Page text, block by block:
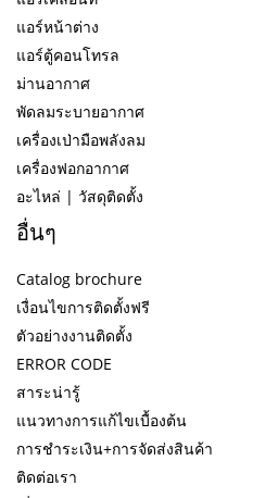
แอร์หน้าต่าง
แอร์ตู้คอนโทรล
ม่านอากาศ
พัดลมระบายอากาศ
เครื่องเป่ามือพลังลม
เครื่องฟอกอากาศ
อะไหล่ | วัสดุติดตั้ง
อื่นๆ
Catalog brochure
เงื่อนไขการติดตั้งฟรี
ตัวอย่างงานติดตั้ง
ERROR CODE
สาระน่ารู้
แนวทางการแก้ไขเบื้องต้น
การชำระเงิน+การจัดส่งสินค้า
ติดต่อเรา